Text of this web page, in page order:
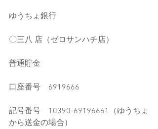
ゆうちょ銀行
〇三八 店（ゼロサンハチ店）
普通貯金
口座番号　6919666
記号番号　10390-69196661（ゆうちょ
から送金の場合）